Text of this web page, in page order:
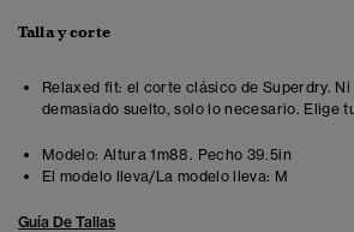
Talla y corte
Relaxed fit: el corte clásico de Superdry.
demasiado suelto, solo lo necesario. Elige
Modelo: Altura 1m88. Pecho 39.5in
El modelo lleva/La modelo lleva: M
Guía De Tallas